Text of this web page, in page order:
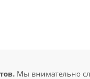
Мы внимательно